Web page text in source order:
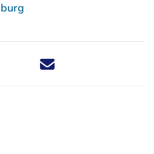
Deel dit nieuwsbericht via X -
Deel dit nieuwsbericht via
Deel dit nieuwsbericht
Deel dit